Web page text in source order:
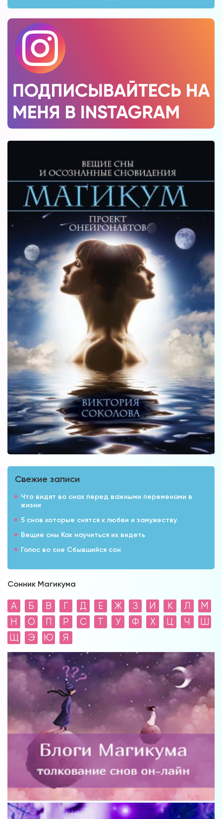
Свежие записи
Что видят во снах перед важными переменами в
жизни
5 снов которые снятся к любви и замужеству
Вещие сны Как научиться их видеть
Голос во сне Сбывшийся сон
Сонник Магикума
А Б В Г Д Е Ж З И К Л
М
Н
О П Р С Т У Ф Х Ц Ч
Ш
Щ
Э Ю Я